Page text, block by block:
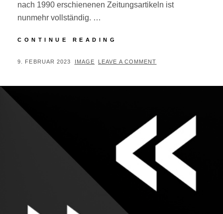
nach 1990 erschienenen Zeitungsartikeln ist
nunmehr vollständig. …
CONTINUE READING
POSTED
9. FEBRUAR 2023 BY
IMAGE LEAVE A COMMENT